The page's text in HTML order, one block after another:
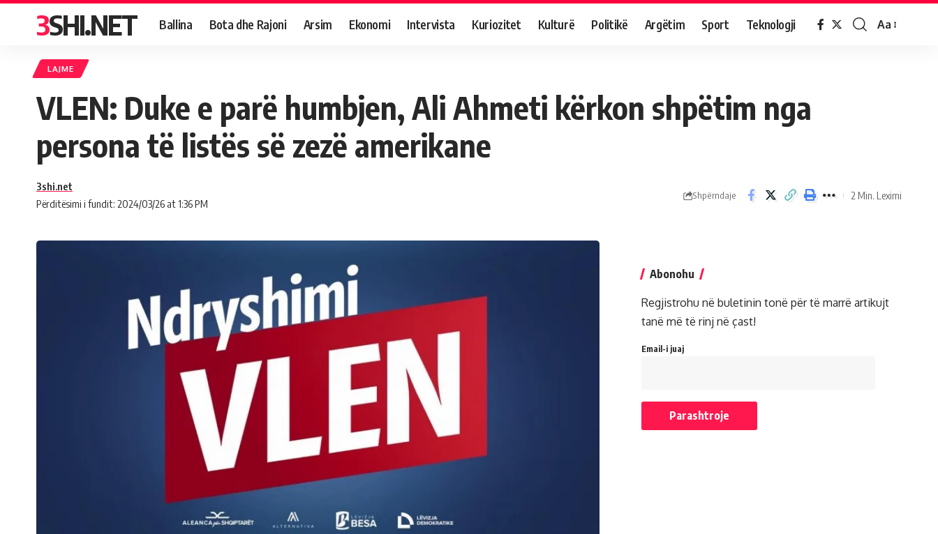
3SHI.NET Ballina Bota dhe Rajoni Arsim Ekonomi Intervista Kuriozitet Kulturë Politikë Argëtim Sport Teknologji Aa
LAJME
VLEN: Duke e parë humbjen, Ali Ahmeti kërkon shpëtim nga
persona të listës së zezë amerikane
Përditësimi i fundit: 2024/03/26 at 1:36 PM
3shi.net
Shpërndaje 2 Min. Leximi
Abonohu
Regjistrohu në buletinin tonë për të marrë artikujt
tanë më të rinj në çast!
Email-i juaj